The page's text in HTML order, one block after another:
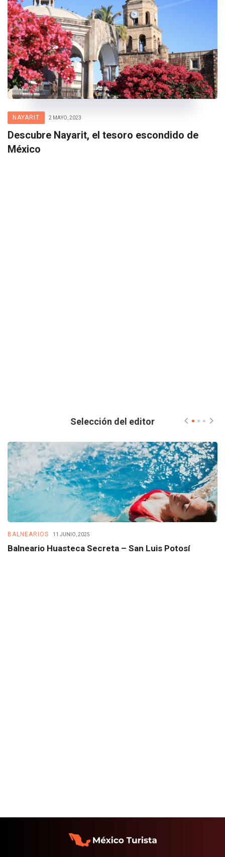
NAYARIT 2 MAYO, 2023
Descubre Nayarit, el tesoro escondido de
México
Selección del editor
BALNEARIOS 11 JUNIO, 2025
Balneario Huasteca Secreta – San Luis Potosí